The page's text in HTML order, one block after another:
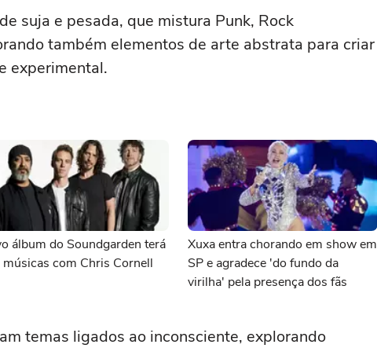
suja e pesada, que mistura Punk, Rock
também elementos de arte abstrata para criar
experimental.
álbum do Soundgarden terá
com Chris Cornell
Xuxa entra chorando em show em
SP e agradece 'do fundo da
virilha' pela presença dos fãs
temas ligados ao inconsciente, explorando